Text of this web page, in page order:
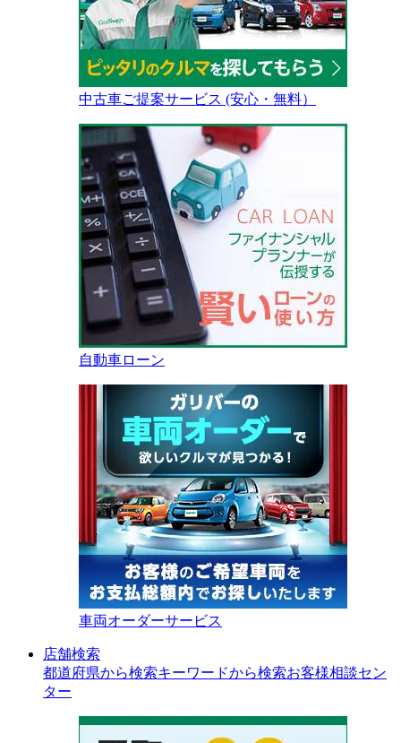
中古車ご提案サービス (安心・無料）
自動車ローン
車両オーダーサービス
店舗検索
都道府県から検索キーワードから検索お客様相談セン
ター